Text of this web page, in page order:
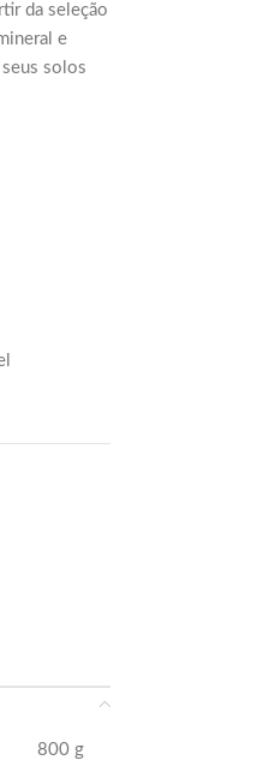
da seleção
e
solos
800 g